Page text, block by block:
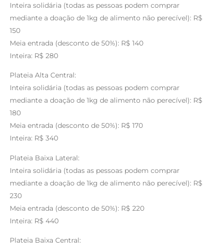
Inteira solidária (todas as pessoas podem comprar
mediante a doação de 1kg de alimento não perecível): R$
150
Meia entrada (desconto de 50%): R$ 140
Inteira: R$ 280
Plateia Alta Central:
Inteira solidária (todas as pessoas podem comprar
mediante a doação de 1kg de alimento não perecível): R$
180
Meia entrada (desconto de 50%): R$ 170
Inteira: R$ 340
Plateia Baixa Lateral:
Inteira solidária (todas as pessoas podem comprar
mediante a doação de 1kg de alimento não perecível): R$
230
Meia entrada (desconto de 50%): R$ 220
Inteira: R$ 440
Plateia Baixa Central: